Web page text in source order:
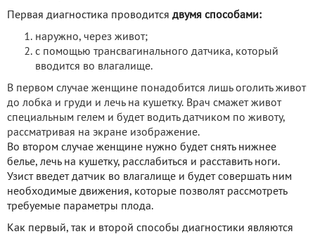
Первая диагностика проводится двумя способами:
наружно, через живот;
с помощью трансвагинального датчика, который
вводится во влагалище.
В первом случае женщине понадобится лишь оголить живот
до лобка и груди и лечь на кушетку. Врач смажет живот
специальным гелем и будет водить датчиком по животу,
рассматривая на экране изображение.
Во втором случае женщине нужно будет снять нижнее
белье, лечь на кушетку, расслабиться и расставить ноги.
Узист введет датчик во влагалище и будет совершать ним
необходимые движения, которые позволят рассмотреть
требуемые параметры плода.
Как первый, так и второй способы диагностики являются